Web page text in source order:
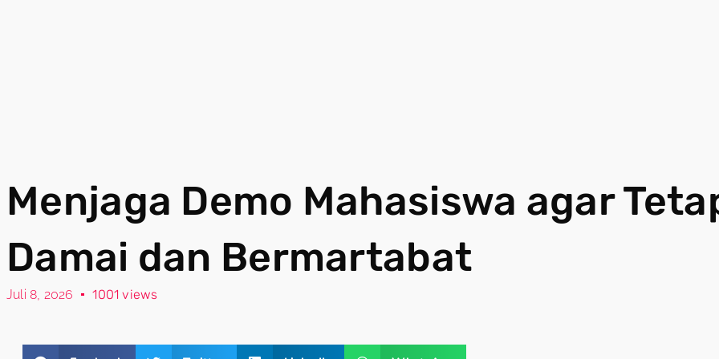
Menjaga Demo Mahasiswa agar
Damai dan Bermartabat
Juli 8, 2026 1001 views